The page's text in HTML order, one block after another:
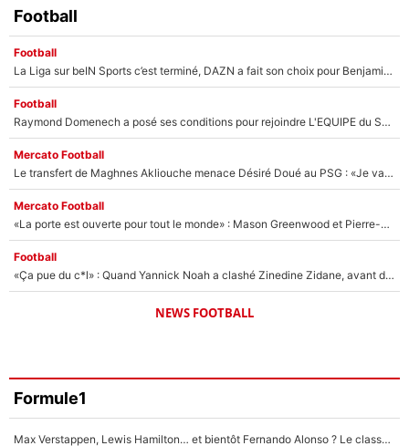
Football
Football
La Liga sur beIN Sports c’est terminé, DAZN a fait son choix pour Benjamin Da Silva et Omar Da Fonseca !
Football
Raymond Domenech a posé ses conditions pour rejoindre L'EQUIPE du Soir : Il refuse de faire l'émission avec un autre chroniqueur !
Mercato Football
Le transfert de Maghnes Akliouche menace Désiré Doué au PSG : «Je valide à 200%»
Mercato Football
«La porte est ouverte pour tout le monde» : Mason Greenwood et Pierre-Emerick Aubameyang ont quitté l'OM, Amine Gouiri balance sur la suite du mercato et sur la réaction du vestiaire !
Football
«Ça pue du c*l» : Quand Yannick Noah a clashé Zinedine Zidane, avant de se faire recadrer par le nouveau sélectionneur de l'équipe de France !
NEWS FOOTBALL
Formule1
Max Verstappen, Lewis Hamilton… et bientôt Fernando Alonso ? Le classement des pilotes les mieux payés en Formule 1 risque de changer !